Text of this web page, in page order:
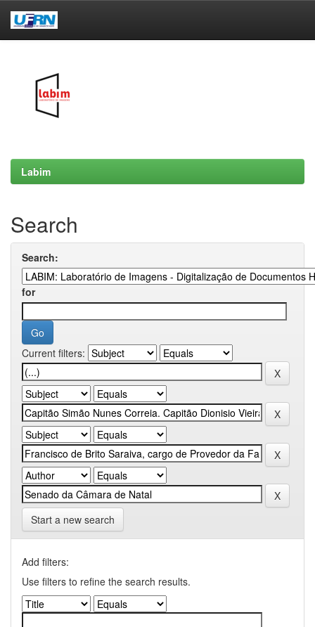
Labim
Search
Search:
for
Current filters:
Start a new search
Add filters:
Use filters to refine the search results.